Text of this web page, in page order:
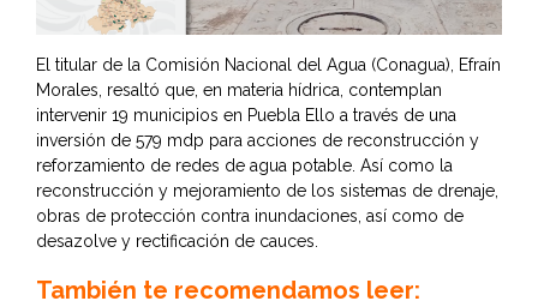
El titular de la Comisión Nacional del Agua (Conagua), Efraín
Morales, resaltó que, en materia hídrica, contemplan
intervenir 19 municipios en Puebla Ello a través de una
inversión de 579 mdp para acciones de reconstrucción y
reforzamiento de redes de agua potable. Así como la
reconstrucción y mejoramiento de los sistemas de drenaje,
obras de protección contra inundaciones, así como de
desazolve y rectificación de cauces.
También te recomendamos leer: